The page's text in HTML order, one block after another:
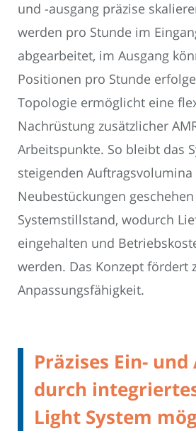
und -ausgang präzise
werden pro Stunde im
abgearbeitet, im Ausgang
Positionen pro Stunde
Topologie ermöglicht eine
Nachrüstung zusätzlicher
Arbeitspunkte. So bleibt das
steigenden
Neubestückungen
Systemstillstand, wodurch
eingehalten und
werden. Das Konzept fördert
Anpassungsfähigkeit.
Präzises Ein-
durch
Light System